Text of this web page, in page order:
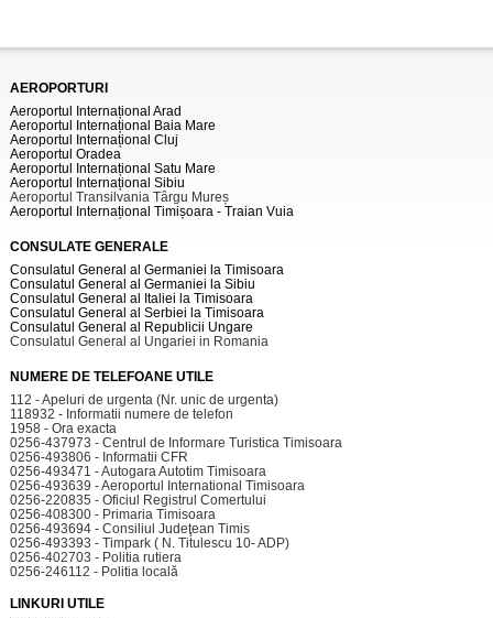
AEROPORTURI
Aeroportul Internațional Arad
Aeroportul Internațional Baia Mare
Aeroportul Internațional Cluj
Aeroportul Oradea
Aeroportul Internațional Satu Mare
Aeroportul Internațional Sibiu
Aeroportul Transilvania Târgu Mureș
Aeroportul Internațional Timișoara - Traian Vuia
CONSULATE GENERALE
Consulatul General al Germaniei la Timisoara
Consulatul General al Germaniei la Sibiu
Consulatul General al Italiei la Timisoara
Consulatul General al Serbiei la Timisoara
Consulatul General al Republicii Ungare
Consulatul General al Ungariei in Romania
NUMERE DE TELEFOANE UTILE
112 - Apeluri de urgenta (Nr. unic de urgenta)
118932 - Informatii numere de telefon
1958 - Ora exacta
0256-437973 - Centrul de Informare Turistica Timisoara
0256-493806 - Informatii CFR
0256-493471 - Autogara Autotim Timisoara
0256-493639 - Aeroportul International Timisoara
0256-220835 - Oficiul Registrul Comertului
0256-408300 - Primaria Timisoara
0256-493694 - Consiliul Judeţean Timis
0256-493393 - Timpark ( N. Titulescu 10- ADP)
0256-402703 - Politia rutiera
0256-246112 - Politia locală
LINKURI UTILE